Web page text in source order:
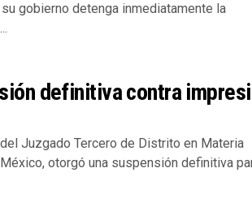
gobierno detenga inmediatamente la
definitiva contra
Juzgado Tercero de Distrito en Materia
otorgó una suspensión definitiva